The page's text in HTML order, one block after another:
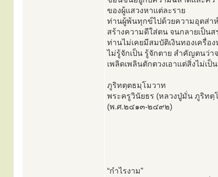
ของผู้แสวงหาแต่ละราย
ท่านผู้พ้นทุกข์ไปด้วยความอุตส่า
สร้างความดีใส่ตน จนกลายเป็น
ท่านไม่เคยมีสมบัติเงินทองเครื่อ
ไม่รู้จักเป็น รู้จักตาย สำคัญตนว่
เพลิดเพลินตักตวงเอาแต่สิ่งไม่เ
ภูริทตฺตธมฺโมวาท
พระครูวินัยธร (หลวงปู่มั่น ภูริทตฺ
(พ.ศ.๒๔๑๓-๒๔๙๒)
“กำไรงาม”